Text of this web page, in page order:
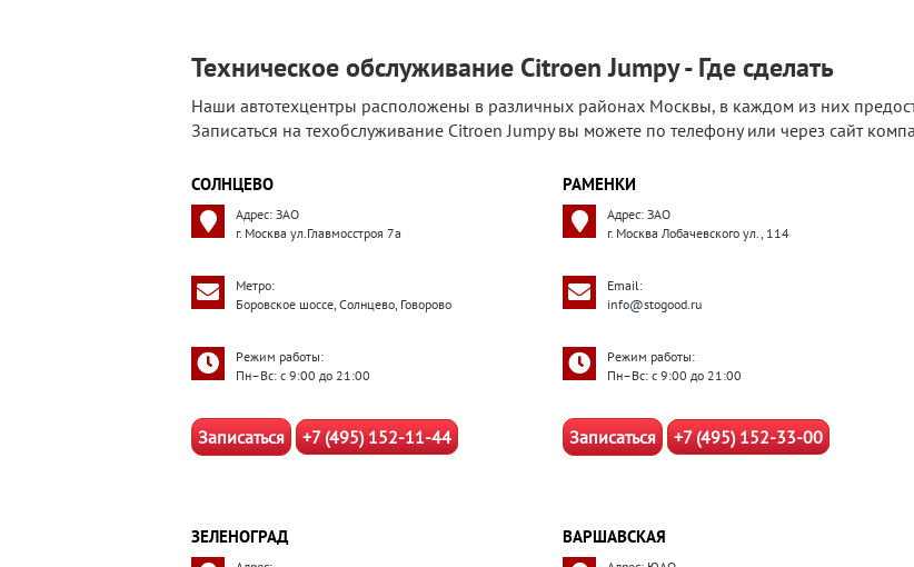
Техническое обслуживание Citroen Jumpy - Где сделать
Наши автотехцентры расположены в различных районах Москвы, в каждом из них
Записаться на техобслуживание Citroen Jumpy вы можете по телефону или через сайт
СОЛНЦЕВО
Адрес: ЗАО
г. Москва ул.Главмосстроя 7а
Метро:
Боровское шоссе, Солнцево, Говорово
Режим работы:
Пн–Вс: с 9:00 до 21:00
Записаться +7 (495) 152-11-44
РАМЕНКИ
Адрес: ЗАО
г. Москва Лобачевского ул., 114
Email:
info@stogood.ru
Режим работы:
Пн–Вс: с 9:00 до 21:00
Записаться +7 (495) 152-33-00
ЗЕЛЕНОГРАД ВАРШАВСКАЯ